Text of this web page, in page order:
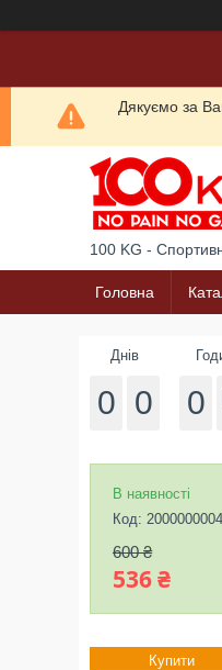
Дякуємо за
100 KG -
Головна
Днів
0 0 0
В наявності
Код:
600 ₴
536 ₴
Купити